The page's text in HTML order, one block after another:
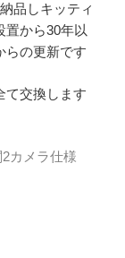
品しキッティ
から30年以
らの更新です
て交換します
カメラ仕様